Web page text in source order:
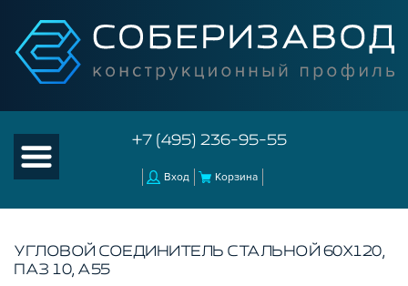
+7 (495) 236-95-55
Вход Корзина
УГЛОВОЙ СОЕДИНИТЕЛЬ СТАЛЬНОЙ 60Х120,
ПАЗ 10, A55